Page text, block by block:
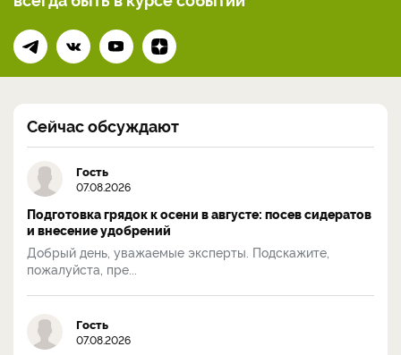
Сейчас обсуждают
Гость
07.08.2026
Подготовка грядок к осени в августе: посев сидератов
и внесение удобрений
Добрый день, уважаемые эксперты. Подскажите,
пожалуйста, пре...
Гость
07.08.2026